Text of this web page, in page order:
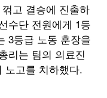
고 결승에 진출하
수단 전원에게 1등
3등급 노동 훈장을
리는 팀의 의료진
노고를 치하했다.